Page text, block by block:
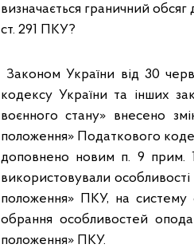
визначається граничний
ст. 291 ПКУ?
Законом України від 30
кодексу України та інших
воєнного стану» внесено
положення» Податкового
доповнено новим п. 9 прим.
використовували
положення» ПКУ, на систему
обрання особливостей
положення» ПКУ.